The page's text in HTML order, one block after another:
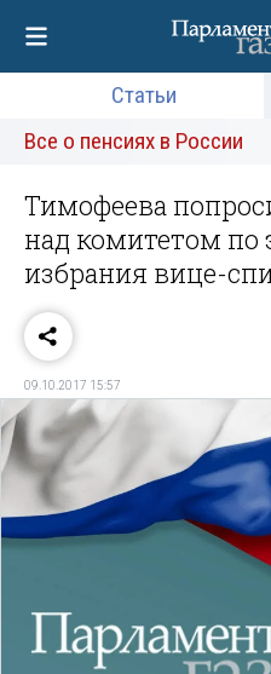
Статьи
Все о пенсиях в России
Тимофеева
над комитетом по
избрания вице-
09.10.2017 15:57